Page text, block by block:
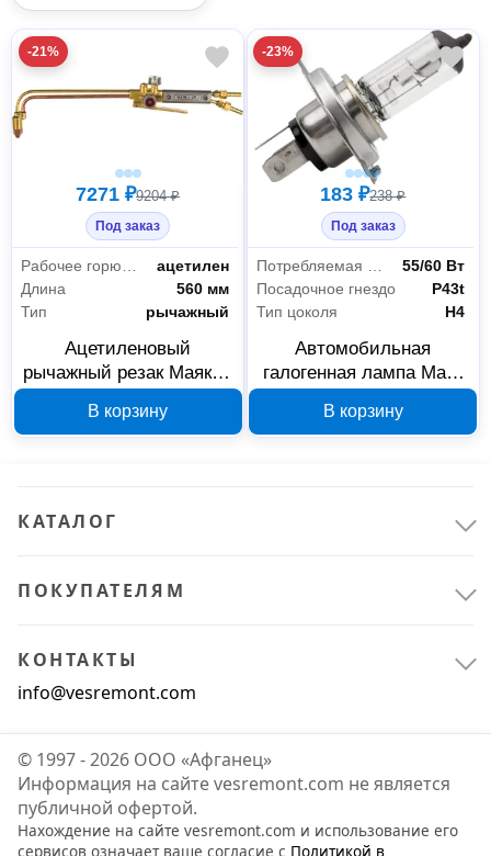
-21%
7271 ₽9204 ₽
Под заказ
ацетилен
Длина
560 мм
Тип
рычажный
Ацетиленовый
рычажный резак Маяк 1-
В корзину
-23%
183 ₽238 ₽
Под заказ
55/60 Вт
Посадочное гнездо
P43t
Тип цоколя
H4
Автомобильная
галогенная лампа Маяк
В корзину
КАТАЛОГ
ПОКУПАТЕЛЯМ
КОНТАКТЫ
info@vesremont.com
© 1997 - 2026 ООО «Афганец»
Информация на сайте vesremont.com не является
публичной офертой.
Нахождение на сайте vesremont.com и использование его
сервисов означает ваше согласие с Политикой в